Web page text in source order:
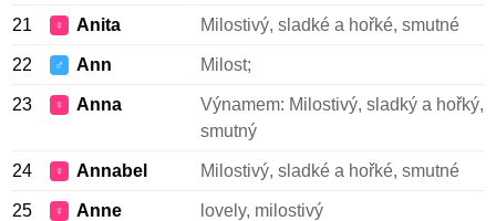
21 ♀ Anita Milostivý, sladké a hořké, smutné
22 ♂ Ann Milost;
23 ♀ Anna
Výnamem: Milostivý, sladký a hořký,
smutný
24 ♀ Annabel Milostivý, sladké a hořké, smutné
25 ♀ Anne lovely, milostivý